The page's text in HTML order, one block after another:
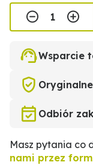
Wsparcie
Odbiór
Masz pytania co
nami przez